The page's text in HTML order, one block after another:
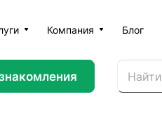
Компания Блог